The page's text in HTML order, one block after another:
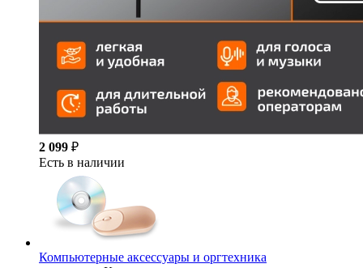
2 099 ₽
Есть в наличии
Компьютерные аксессуары и оргтехника